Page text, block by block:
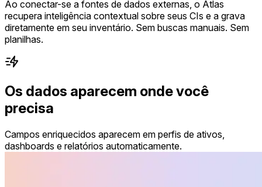
Ao conectar-se a fontes de dados externas, o Atlas
recupera inteligência contextual sobre seus CIs e a grava
diretamente em seu inventário. Sem buscas manuais. Sem
planilhas.
Os dados aparecem onde você
precisa
Campos enriquecidos aparecem em perfis de ativos,
dashboards e relatórios automaticamente.